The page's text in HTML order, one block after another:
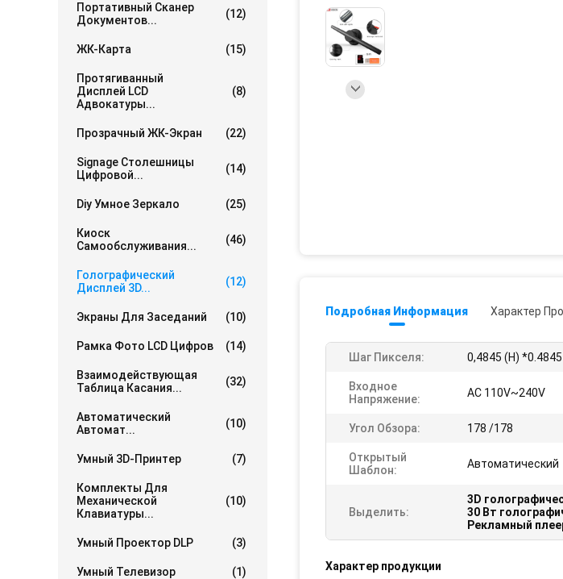
Портативный Сканер
Документов...
(12)
ЖК-Карта (15)
Протягиванный
Дисплей LCD
Адвокатуры...
(8)
Прозрачный ЖК-Экран (22)
Signage Столешницы
Цифровой...
(14)
Diy Умное Зеркало (25)
Киоск
Самообслуживания...
(46)
Голографический
Дисплей 3D...
(12)
Экраны Для Заседаний (10)
Рамка Фото LCD Цифров (14)
Взаимодействующая
Таблица Касания...
(32)
Автоматический
Автомат...
(10)
Умный 3D-Принтер (7)
Комплекты Для
Механической
Клавиатуры...
(10)
Умный Проектор DLP (3)
Умный Телевизор (1)
Подробная Информация Характер
Шаг Пикселя: 0,4845 (H)
Входное
Напряжение:
AC 110V~240V
Угол Обзора: 178 /178
Открытый
Шаблон:
Автоматический
Выделить:
3D
30 Вт
Рекламный
Характер продукции